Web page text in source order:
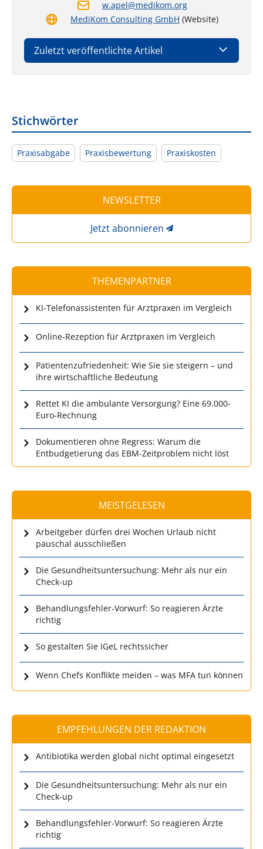
w.apel@medikom.org
MediKom Consulting GmbH (Website)
Zuletzt veröffentlichte Artikel
Stichwörter
Praxisabgabe Praxisbewertung Praxiskosten
NEWSLETTER
Jetzt abonnieren
THEMENPARTNER
KI-Telefonassistenten für Arztpraxen im Vergleich
Online-Rezeption für Arztpraxen im Vergleich
Patientenzufriedenheit: Wie Sie sie steigern – und
ihre wirtschaftliche Bedeutung
Rettet KI die ambulante Versorgung? Eine 69.000-
Euro-Rechnung
Dokumentieren ohne Regress: Warum die
Entbudgetierung das EBM-Zeitproblem nicht löst
MEISTGELESEN
Arbeitgeber dürfen drei Wochen Urlaub nicht
pauschal ausschließen
Die Gesundheitsuntersuchung: Mehr als nur ein
Check-up
Behandlungsfehler-Vorwurf: So reagieren Ärzte
richtig
So gestalten Sie IGeL rechtssicher
Wenn Chefs Konflikte meiden – was MFA tun können
EMPFEHLUNGEN DER REDAKTION
Antibiotika werden global nicht optimal eingesetzt
Die Gesundheitsuntersuchung: Mehr als nur ein
Check-up
Behandlungsfehler-Vorwurf: So reagieren Ärzte
richtig